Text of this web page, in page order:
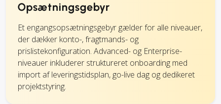
Opsætningsgebyr
Et engangsopsætningsgebyr gælder for alle niveauer,
der dækker konto-, fragtmands- og
prislistekonfiguration. Advanced- og Enterprise-
niveauer inkluderer struktureret onboarding med
import af leveringstidsplan, go-live dag og dedikeret
projektstyring.